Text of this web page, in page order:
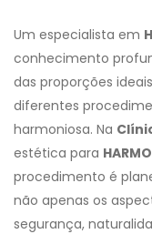
Um especialista em
conhecimento
das proporções
diferentes
harmoniosa. Na
estética para
procedimento é
não apenas os
segurança,